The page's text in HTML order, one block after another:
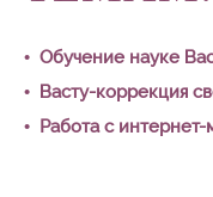
• Обучение науке
• Васту-коррекция
• Работа с интернет-